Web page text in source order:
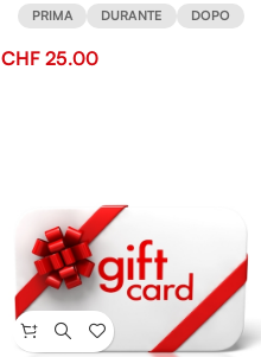
PRIMA DURANTE DOPO
CHF 25.00